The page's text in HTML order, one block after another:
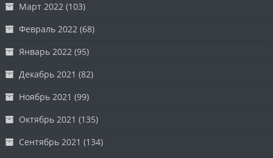
Март 2022 (103)
Февраль 2022 (68)
Январь 2022 (95)
Декабрь 2021 (82)
Ноябрь 2021 (99)
Октябрь 2021 (135)
Сентябрь 2021 (134)